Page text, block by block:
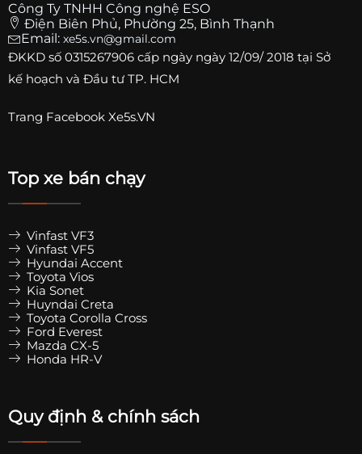
Công Ty TNHH Công nghệ ESO
Điện Biên Phủ, Phường 25, Bình Thạnh
Email: xe5s.vn@gmail.com
ĐKKD số 0315267906 cấp ngày ngày 12/09/ 2018 tại Sở
kế hoạch và Đầu tư TP. HCM
Trang Facebook Xe5s.VN
Top xe bán chạy
Vinfast VF3
Vinfast VF5
Hyundai Accent
Toyota Vios
Kia Sonet
Huyndai Creta
Toyota Corolla Cross
Ford Everest
Mazda CX-5
Honda HR-V
Quy định & chính sách